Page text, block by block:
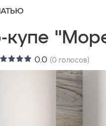
купе
0.0 (0 голосов)